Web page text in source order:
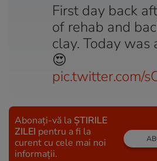
First day back
of rehab and
clay. Today was
😍
pic.twitter.com/
Abonați-vă la ȘTIRILE
ZILEI pentru a fi la
curent cu cele mai noi
informații.